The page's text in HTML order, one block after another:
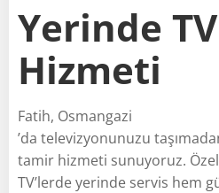
Yerinde
Hizmeti
Fatih, Osmangazi
’da televizyonunuzu
tamir hizmeti sunuyoruz.
TV’lerde yerinde servis hem